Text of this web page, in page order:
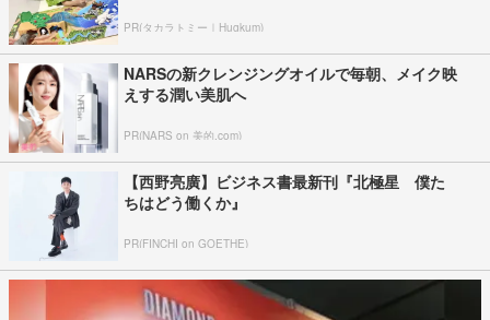
PR(タカラトミー｜Hugkum)
NARSの新クレンジングオイルで毎朝、メイク映
えする潤い美肌へ
PR(NARS on 美的.com)
【西野亮廣】ビジネス書最新刊『北極星 僕た
ちはどう働くか』
PR(FINCHI on GOETHE)